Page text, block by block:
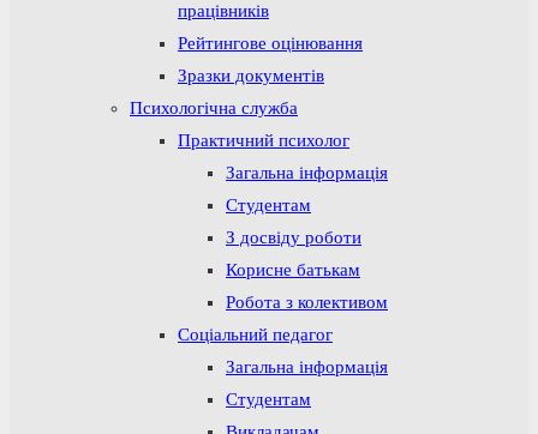
працівників
Рейтингове оцінювання
Зразки документів
Психологічна служба
Практичний психолог
Загальна інформація
Студентам
З досвіду роботи
Корисне батькам
Робота з колективом
Соціальний педагог
Загальна інформація
Студентам